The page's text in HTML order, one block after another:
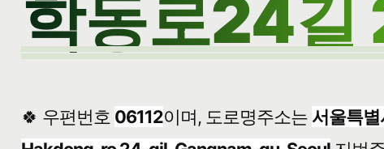
학동로24길
🍀 우편번호 06112이며, 도로명주소는 서울특